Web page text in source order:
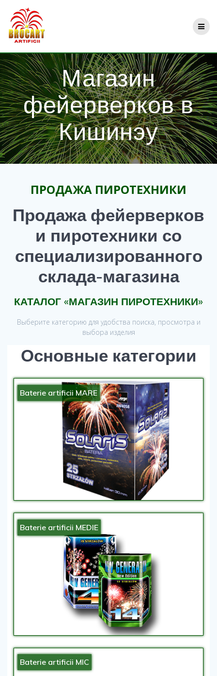
Магазин
фейерверков в
Кишинэу
ПРОДАЖА ПИРОТЕХНИКИ
Продажа фейерверков
и пиротехники со
специализированного
склада-магазина
КАТАЛОГ «МАГАЗИН ПИРОТЕХНИКИ»
Выберите категорию для удобства поиска, просмотра и
выбора изделия
Основные категории
Baterie artificii MARE
Baterie artificii MEDIE
Baterie artificii MIC